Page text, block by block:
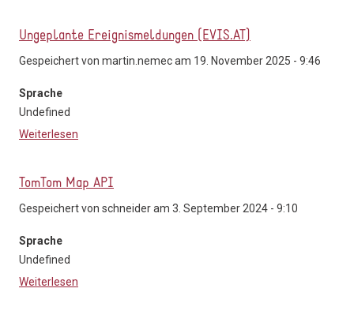
Ungeplante Ereignismeldungen (EVIS.AT)
Gespeichert von martin.nemecam 19. November 2025 - 9:46
Sprache
Undefined
Weiterlesen
TomTom Map API
Gespeichert von schneideram 3. September 2024 - 9:10
Sprache
Undefined
Weiterlesen